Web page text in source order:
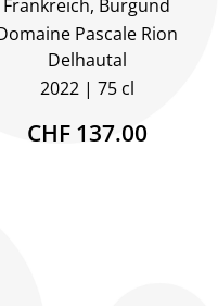
Frankreich, Burgund
Pascale Rion
Delhautal
2022
75 cl
CHF 137.00